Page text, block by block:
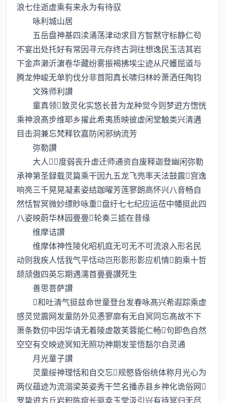
浪七住逝虚乘有来永为有待驭
咏利城山居
五岳盘神基四渎涌荡津动求目方智黙守标静仁茍
不宴出处托好有常因寻元存终古洞往想逸民玉洁其岩
下金声濑沂濵卷华藏纷雾振褐拂埃尘迹从尺蠖屈道与
腾龙伸峻无单豹伐分非首阳真长啸归林岭萧洒任陶钧
文殊师利讃
童真领致灵化实悠长昔为龙种觉今则梦逰方愡恍
乘神浪髙步维耶乡擢此希夷质映彼虚闲堂触类兴清遘
目击洞兼忘梵释钦嘉防闲邪纳流芳
弥勒讃
大人度弱丧升虚迁师通资自废释迦登幽闲弥勒
承神第圣録载灵篇乘干因九五龙飞兠率天法鼓震宫逸
响亮三千晃晃凝素姿结跏曜芳莲寥朗高怀兴八音畅自
然恬智冥微妙缥眇咏重盘纡七七纪应运莅中幡挺此四
八姿映蔚华林园亹亹轮奏三摅在昔缘
维摩诘讃
维摩体神性陵化昭机庭无可无不可流浪入形名民
动则我疾人恬我气平恬动岂形影形影应机情韵乘十哲
颉颃傲四英忘期遇濡首亹亹讃死生
善思菩萨讃
和吐清气挺兹命世童登台发春咏髙兴希遐踪乘虚
感灵觉震网发童防外见慿寥廓有无自冥同忘髙故不下
萧条数仞中因华请无着陵虚散芙蓉能仁畅句即色自然
空空有交映迹冥知无照功神期发筌悟豁尔自灵通
月光童子讃
灵童绥神理恬和自交忘规愍昏俗统体称月光心为
两仪蕴迹为流溺梁英姿秀干竺名播赤县乡神化诡俗网
罗挚逰方丘岩积陈疴长驱幸玉堂汲引兴有待冥归无尽